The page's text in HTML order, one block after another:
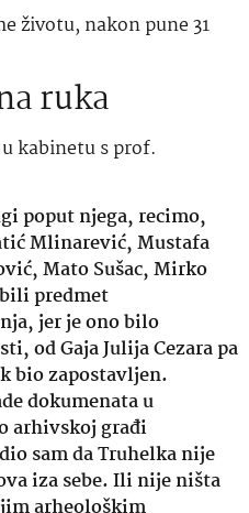
životu, nakon pune 31
ruka
kabinetu s prof.
poput njega, recimo,
Mlinarević, Mustafa
Mato Sušac, Mirko
predmet
jer je ono bilo
od Gaja Julija Cezara pa
bio zapostavljen.
dokumenata u
arhivskoj građi
sam da Truhelka nije
iza sebe. Ili nije ništa